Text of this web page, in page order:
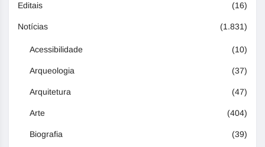
Editais (16)
Notícias (1.831)
Acessibilidade (10)
Arqueologia (37)
Arquitetura (47)
Arte (404)
Biografia (39)